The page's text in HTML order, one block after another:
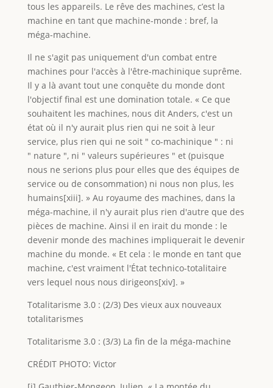
tous les appareils. Le rêve des machines, c’est la
machine en tant que machine-monde : bref, la
méga-machine.
Il ne s'agit pas uniquement d'un combat entre
machines pour l'accès à l'être-machinique suprême.
Il y a là avant tout une conquête du monde dont
l'objectif final est une domination totale. « Ce que
souhaitent les machines, nous dit Anders, c'est un
état où il n'y aurait plus rien qui ne soit à leur
service, plus rien qui ne soit " co-machinique " : ni
" nature ", ni " valeurs supérieures " et (puisque
nous ne serions plus pour elles que des équipes de
service ou de consommation) ni nous non plus, les
humains[xiii]. » Au royaume des machines, dans la
méga-machine, il n'y aurait plus rien d'autre que des
pièces de machine. Ainsi il en irait du monde : le
devenir monde des machines impliquerait le devenir
machine du monde. « Et cela : le monde en tant que
machine, c'est vraiment l'État technico-totalitaire
vers lequel nous nous dirigeons[xiv]. »
Totalitarisme 3.0 : (2/3) Des vieux aux nouveaux
totalitarismes
Totalitarisme 3.0 : (3/3) La fin de la méga-machine
CRÉDIT PHOTO: Victor